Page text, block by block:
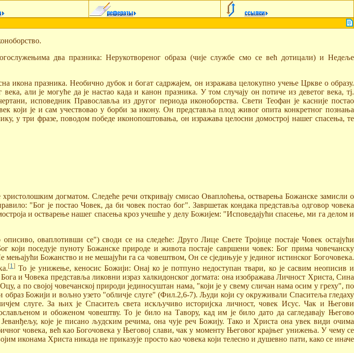
два празника: Нерукотвореног образа (чије службе смо се већ дотицали) и Недеље
икона празника. Необично дубок и богат садржајем, он изражава целокупно учење Цркве о образу.
али је могуће да је настао када и канон празника. У том случају он потиче из деветог века, тј.
исповедник Православља из другог периода иконоборства. Свети Теофан је касније постао
који је и сам учествовао у борби за икону. Он представља плод живог опита конкретног познања
у три фразе, поводом победе иконопоштовања, он изражава целосни домострој нашег спасења, те
догматом. Следеће речи откривају смисао Оваплоћења, остварења Божанске замисли о
"Бог је постао Човек, да би човек постао бог". Завршетак кондака представља одговор човека
и остварење нашег спасења кроз учешће у делу Божијем: "Исповедајући спасење, ми га делом и
оваплотивши се") своди се на следеће: Друго Лице Свете Тројице постаје Човек остајући
поседује пуноту Божанске природе и живота постаје савршени човек: Бог прима човечанску
Божанство и не мешајући га са човештвом, Он се сједињује у јединог истинског Богочовека.
[1] То је унижење, кеносис Божији: Онај ко је потпуно недоступан твари, ко је сасвим неописив и
и Човека представља ликовни израз халкидонског догмата: она изображава Личност Христа, Сина
а по својој човечанској природи јединосуштан нама, "који је у свему сличан нама осим у греху", по
образ Божији и вољно узето "обличје слуге" (Фил.2,6-7). Људи који су окруживали Спаситеља гледаху
слуге. За њих је Спаситељ света искључиво историјска личност, човек Исус. Чак и Његови
и обоженом човештву. То је било на Тавору, кад им је било дато да сагледавају Његово
које је писано људским речима, она чује реч Божију. Тако и Христа она увек види очима
човека, већ као Богочовека у Његовој слави, чак у моменту Његовог крајњег унижења. У чему се
иконама Христа никада не приказује просто као човека који телесно и душевно пати, како се иначе